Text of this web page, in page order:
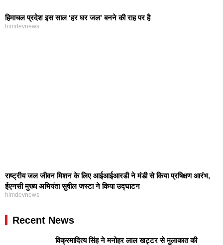
हिमाचल प्रदेश इस साल ‘हर घर जल’ बनने की राह पर है
himdevnews
राष्ट्रीय जल जीवन मिशन के लिए आईआईआरडी ने मंडी से किया प्रषिक्षण आरंभ,
ईएनसी मुख्य अभियंता सुषील जस्टा ने किया उद्घाटन
himdevnews
Recent News
विक्रमादित्य सिंह ने मनोहर लाल खट्टर से मुलाकात की